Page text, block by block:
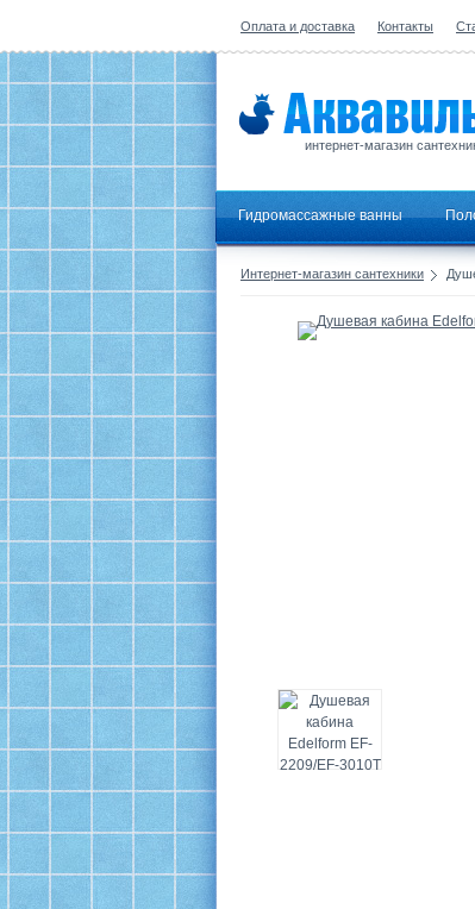
Оплата и доставка Контакты
интернет-магазин
Гидромассажные ванны
Интернет-магазин сантехники